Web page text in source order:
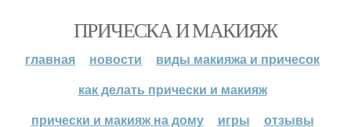
ПРИЧЕСКА И МАКИЯЖ
главная новости
виды макияжа и причесок
как делать прически и макияж
прически и макияж на дому
игры отзывы